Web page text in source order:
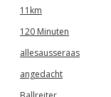
11km
120 Minuten
allesausseraas
angedacht